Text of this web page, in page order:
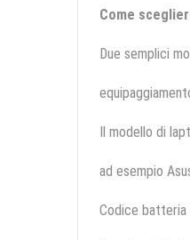
Come
Due semplici
Il modello di
ad esempio
Codice batteria